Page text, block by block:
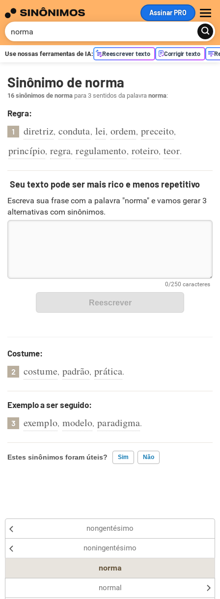
Assinar PRO
Use nossas ferramentas de IA: Reescrever texto Corrigir texto
Sinônimo de norma
16 sinônimos de norma para 3 sentidos da palavra norma:
Regra:
1 diretriz, conduta, lei, ordem, preceito,
princípio, regra, regulamento, roteiro, teor.
Seu texto pode ser mais rico e menos repetitivo
Escreva sua frase com a palavra "norma" e vamos gerar 3
alternativas com sinônimos.
Costume:
2 costume, padrão, prática.
Exemplo a ser seguido:
3 exemplo, modelo, paradigma.
Estes sinônimos foram úteis? Sim Não
nongentésimo
noningentésimo
norma
normal